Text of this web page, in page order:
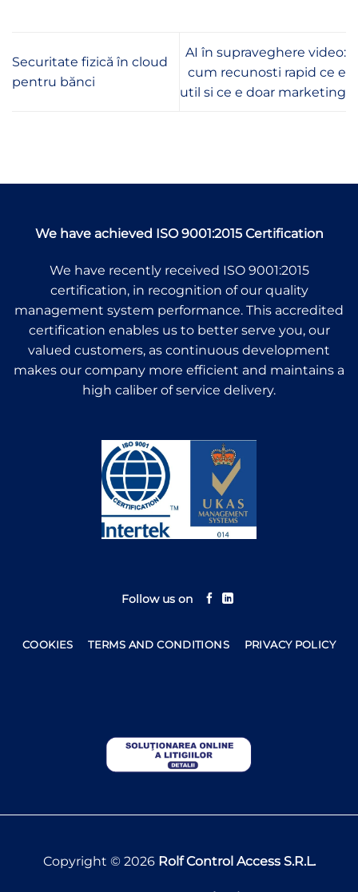
Securitate fizică în cloud
pentru bănci
AI în supraveghere video:
cum recunosti rapid ce e
util si ce e doar marketing
We have achieved ISO 9001:2015 Certification
We have recently received ISO 9001:2015
certification, in recognition of our quality
management system performance. This accredited
certification enables us to better serve you, our
valued customers, as continuous development
makes our company more efficient and maintains a
high caliber of service delivery.
Follow us on
COOKIES TERMS AND CONDITIONS PRIVACY POLICY
Copyright © 2026Rolf Control Access S.R.L.